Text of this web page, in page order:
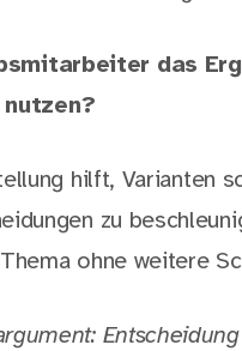
das
nutzen?
hilft, Varianten
zu
ohne weitere